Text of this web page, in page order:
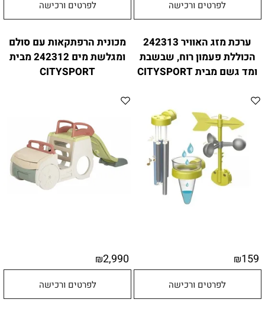
לפרטים ורכישה לפרטים ורכישה
ערכת מזג האוויר 242313
הכוללת פעמון רוח, שבשבת
ומד גשם מבית CITYSPORT
₪159
לפרטים ורכישה
מכונית הרפתקאות עם סולם
ומגלשת מים 242312 מבית
CITYSPORT
₪2,990
לפרטים ורכישה